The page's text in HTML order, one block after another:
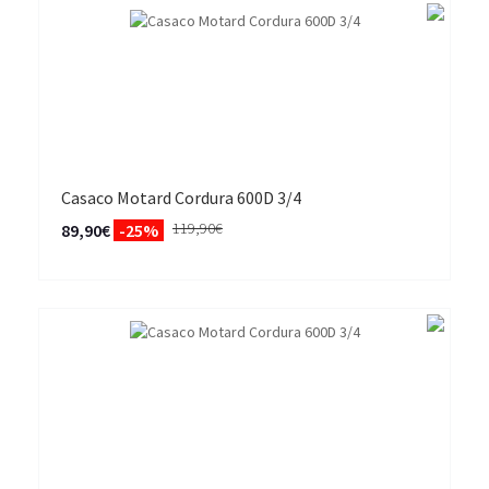
Casaco Motard Cordura 600D 3/4
89,90€ -25% 119,90€